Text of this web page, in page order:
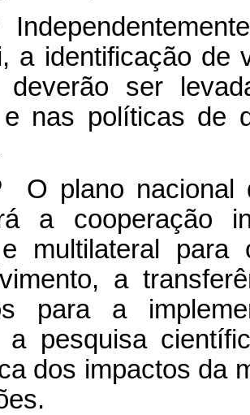
a identificação de
deverão ser
nas políticas de
O plano nacional
a cooperação
multilateral para
a
para a
a pesquisa
dos impactos da